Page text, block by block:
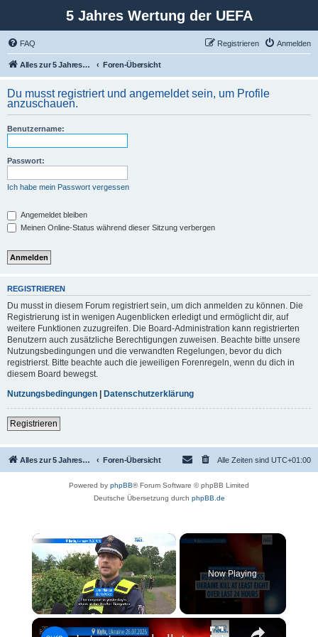
5 Jahres Wertung der UEFA
FAQ Anmelden
Registrieren
Alles zur 5 Jahreswertung / Tabelle der UEFA mit vielen Statistiken. Foren-Übersicht
Du musst registriert und angemeldet sein, um Profile
anzuschauen.
Benutzername:
Passwort:
Ich habe mein Passwort vergessen
Angemeldet bleiben
Meinen Online-Status während dieser Sitzung verbergen
REGISTRIEREN
Du musst in diesem Forum registriert sein, um dich anmelden zu können. Die
Registrierung ist in wenigen Augenblicken erledigt und ermöglicht dir, auf
weitere Funktionen zuzugreifen. Die Board-Administration kann registrierten
Benutzern auch zusätzliche Berechtigungen zuweisen. Beachte bitte unsere
Nutzungsbedingungen und die verwandten Regelungen, bevor du dich
registrierst. Bitte beachte auch die jeweiligen Forenregeln, wenn du dich in
diesem Board bewegst.
Nutzungsbedingungen | Datenschutzerklärung
Registrieren
Alles zur 5 Jahreswertung / Tabelle der UEFA mit vielen Statistiken. Foren-Übersicht Alle Zeiten sind UTC+01:00
Powered by phpBB® Forum Software © phpBB Limited
Deutsche Übersetzung durch phpBB.de
×
Now Playing
×